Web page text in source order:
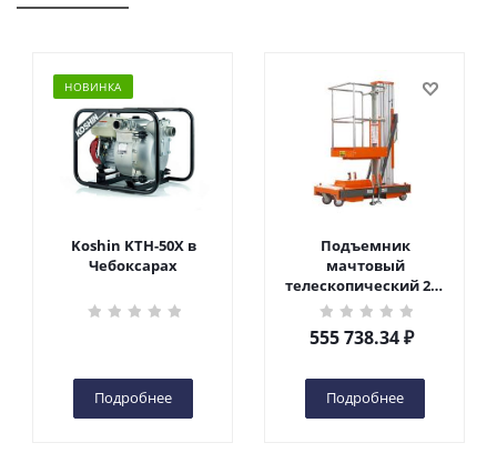
НОВИНКА
Koshin KTH-50X в
Чебоксарах
Подробнее
Подъемник
мачтовый
телескопический 200
кг 6 м TOR GTWY6-200S
DC 2-мачтовый
(автономный) (G) в
555 738.34₽
Подробнее